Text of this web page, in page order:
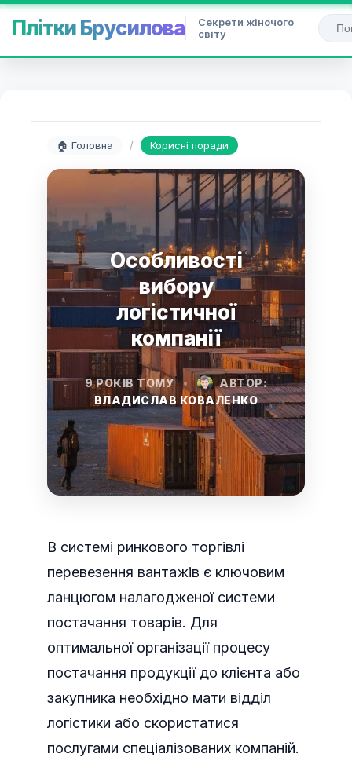
Плітки Брусилова
Секрети жіночого
світу
🏠 Головна / Корисні поради
Особливості
вибору
логістичної
компанії
9 РОКІВ ТОМУ •
АВТОР:
ВЛАДИСЛАВ КОВАЛЕНКО
В системі ринкового торгівлі
перевезення вантажів є ключовим
ланцюгом налагодженої системи
постачання товарів. Для
оптимальної організації процесу
постачання продукції до клієнта або
закупника необхідно мати відділ
логістики або скористатися
послугами спеціалізованих компаній.